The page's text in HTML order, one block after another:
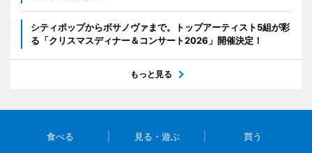
シティポップからボサノヴァまで。トップアーティスト5組が彩
る「クリスマスディナー＆コンサート2026」開催決定！
もっと見る
食べる 見る・遊ぶ 買う